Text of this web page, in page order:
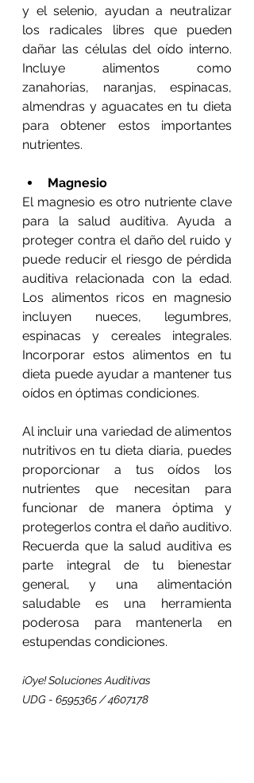
y el selenio, ayudan a neutralizar
los radicales libres que pueden
dañar las células del oído interno.
Incluye alimentos como
zanahorias, naranjas, espinacas,
almendras y aguacates en tu dieta
para obtener estos importantes
nutrientes.
Magnesio
El magnesio es otro nutriente clave
para la salud auditiva. Ayuda a
proteger contra el daño del ruido y
puede reducir el riesgo de pérdida
auditiva relacionada con la edad.
Los alimentos ricos en magnesio
incluyen nueces, legumbres,
espinacas y cereales integrales.
Incorporar estos alimentos en tu
dieta puede ayudar a mantener tus
oídos en óptimas condiciones.
Al incluir una variedad de alimentos
nutritivos en tu dieta diaria, puedes
proporcionar a tus oídos los
nutrientes que necesitan para
funcionar de manera óptima y
protegerlos contra el daño auditivo.
Recuerda que la salud auditiva es
parte integral de tu bienestar
general, y una alimentación
saludable es una herramienta
poderosa para mantenerla en
estupendas condiciones.
¡Oye! Soluciones Auditivas
UDG - 6595365 / 4607178